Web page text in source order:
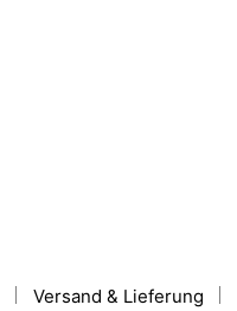
Versand & Lieferung